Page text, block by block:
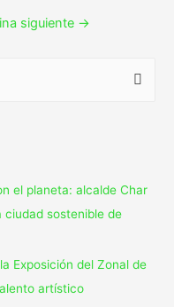
siguiente →
el planeta: alcalde Char
sostenible de
Exposición del Zonal de
artístico